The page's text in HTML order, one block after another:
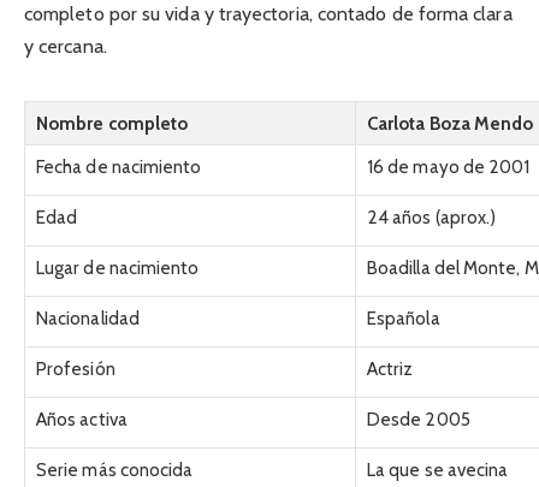
completo por su vida y trayectoria, contado de forma clara
y cercana.
Nombre completo
Carlota Boza Mendo
Fecha de nacimiento
16 de mayo de 2001
Edad 24 años (aprox.)
Lugar de nacimiento Boadilla del Monte,
Nacionalidad Española
Profesión Actriz
Años activa Desde 2005
Serie más conocida La que se avecina